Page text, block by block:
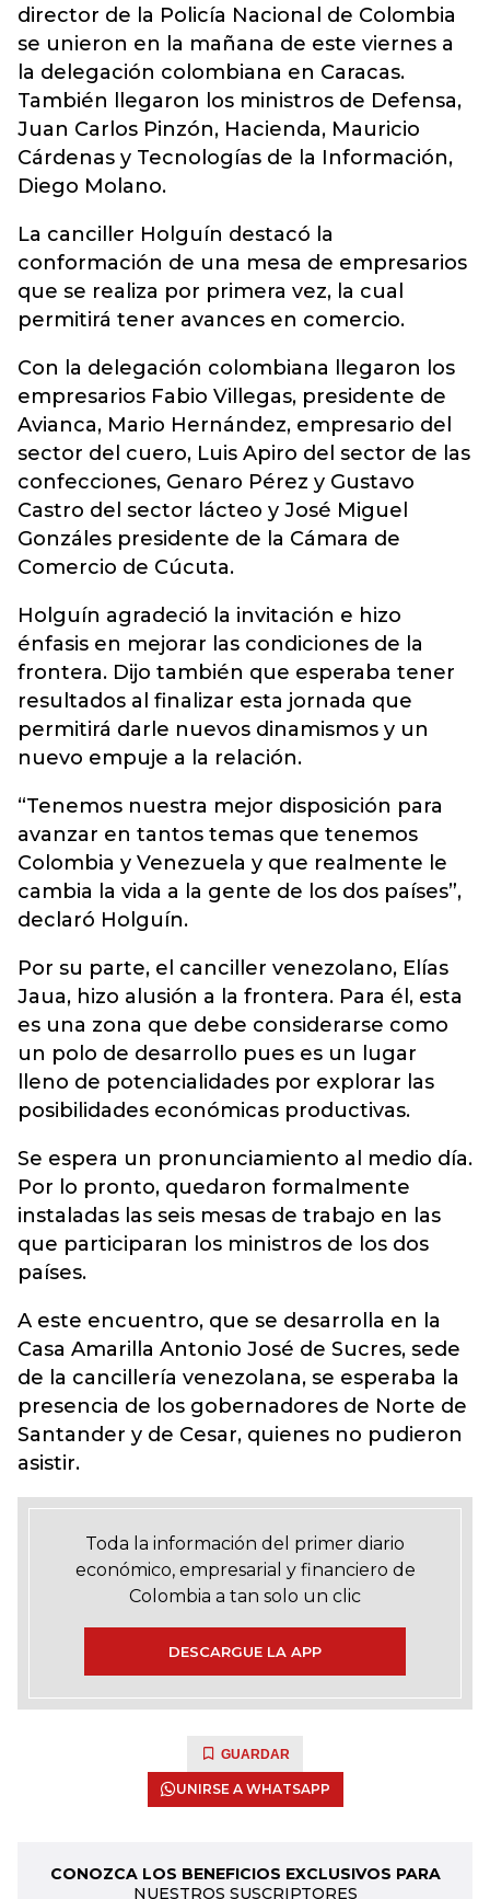
director de la Policía Nacional de Colombia
se unieron en la mañana de este viernes a
la delegación colombiana en Caracas.
También llegaron los ministros de Defensa,
Juan Carlos Pinzón, Hacienda, Mauricio
Cárdenas y Tecnologías de la Información,
Diego Molano.
La canciller Holguín destacó la
conformación de una mesa de empresarios
que se realiza por primera vez, la cual
permitirá tener avances en comercio.
Con la delegación colombiana llegaron los
empresarios Fabio Villegas, presidente de
Avianca, Mario Hernández, empresario del
sector del cuero, Luis Apiro del sector de las
confecciones, Genaro Pérez y Gustavo
Castro del sector lácteo y José Miguel
Gonzáles presidente de la Cámara de
Comercio de Cúcuta.
Holguín agradeció la invitación e hizo
énfasis en mejorar las condiciones de la
frontera. Dijo también que esperaba tener
resultados al finalizar esta jornada que
permitirá darle nuevos dinamismos y un
nuevo empuje a la relación.
“Tenemos nuestra mejor disposición para
avanzar en tantos temas que tenemos
Colombia y Venezuela y que realmente le
cambia la vida a la gente de los dos países”,
declaró Holguín.
Por su parte, el canciller venezolano, Elías
Jaua, hizo alusión a la frontera. Para él, esta
es una zona que debe considerarse como
un polo de desarrollo pues es un lugar
lleno de potencialidades por explorar las
posibilidades económicas productivas.
Se espera un pronunciamiento al medio día.
Por lo pronto, quedaron formalmente
instaladas las seis mesas de trabajo en las
que participaran los ministros de los dos
países.
A este encuentro, que se desarrolla en la
Casa Amarilla Antonio José de Sucres, sede
de la cancillería venezolana, se esperaba la
presencia de los gobernadores de Norte de
Santander y de Cesar, quienes no pudieron
asistir.
Toda la información del primer diario
económico, empresarial y financiero de
Colombia a tan solo un clic
DESCARGUE LA APP
GUARDAR
UNIRSE A WHATSAPP
CONOZCA LOS BENEFICIOS EXCLUSIVOS PARA
NUESTROS SUSCRIPTORES